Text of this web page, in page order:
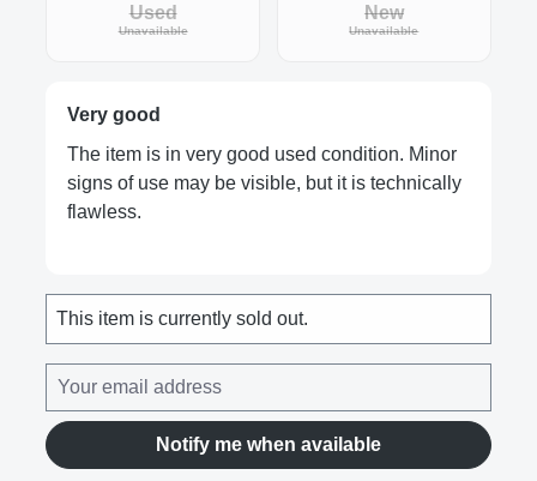
Used
Unavailable(This option is currently unavailable.)
New
Unavailable(This option is
Very good
The item is in very good used condition. Minor
signs of use may be visible, but it is technically
flawless.
This item is currently sold out.
Notify me when available